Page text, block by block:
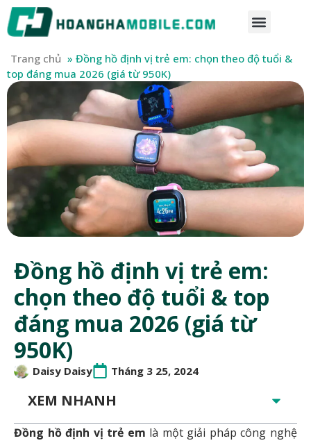
Trang chủ » Đồng hồ định vị trẻ em: chọn theo độ tuổi &
top đáng mua 2026 (giá từ 950K)
Đồng hồ định vị trẻ em:
chọn theo độ tuổi & top
đáng mua 2026 (giá từ
950K)
Daisy Daisy Tháng 3 25, 2024
XEM NHANH
Đồng hồ định vị trẻ em là một giải pháp công nghệ